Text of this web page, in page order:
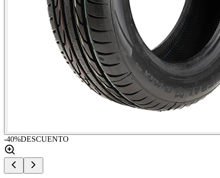
-40%DESCUENTO